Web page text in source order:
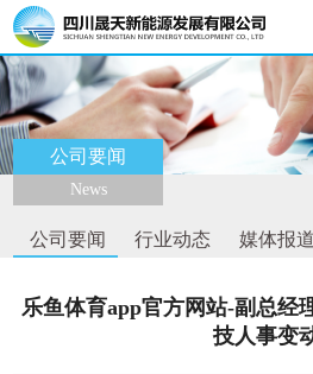
公司要闻
News
公司要闻 行业动态 媒体报道
乐鱼体育app官方网站-副总经
技人事变